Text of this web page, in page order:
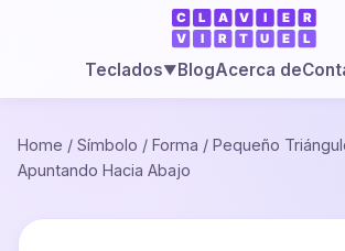
Teclados▼BlogAcerca de
Home / Símbolo / Forma / Pequeño
Apuntando Hacia Abajo